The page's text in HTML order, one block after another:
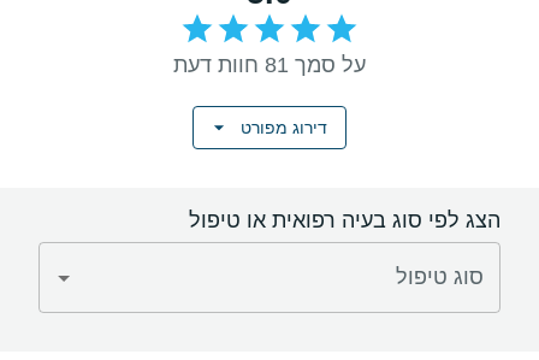
על סמך 81 חוות דעת
דירוג מפורט
הצג לפי סוג בעיה רפואית או טיפול
סוג טיפול